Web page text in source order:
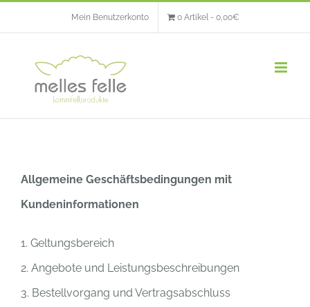
to
content
Mein Benutzerkonto 0 Artikel 0,00€
Allgemeine Geschäftsbedingungen mit
Kundeninformationen
1. Geltungsbereich
2. Angebote und Leistungsbeschreibungen
3. Bestellvorgang und Vertragsabschluss